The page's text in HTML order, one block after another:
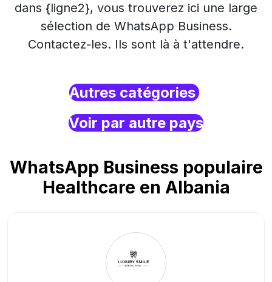
dans {ligne2}, vous trouverez ici une large
sélection de WhatsApp Business.
Contactez-les. Ils sont là à t'attendre.
Autres catégories
Voir par autre pays
WhatsApp Business populaire
Healthcare en Albania